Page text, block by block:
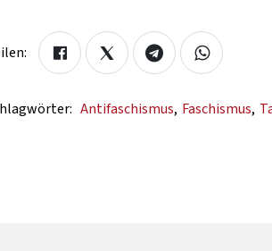
Antifaschismus, Faschismus,